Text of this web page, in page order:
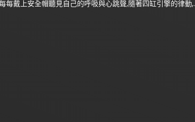
每戴上安全帽聽見自己的呼吸與心跳聲,隨著四缸引擎的律動,.